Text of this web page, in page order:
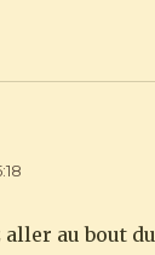
aller au bout